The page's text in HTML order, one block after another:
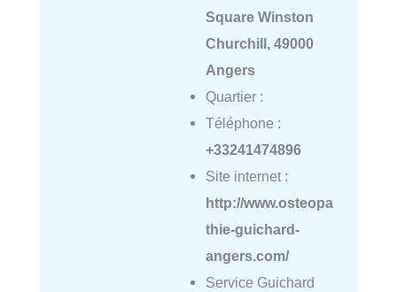
Square Winston
Churchill, 49000
Angers
Quartier :
Téléphone :
+33241474896
Site internet :
http://www.osteopa
thie-guichard-
angers.com/
Service Guichard